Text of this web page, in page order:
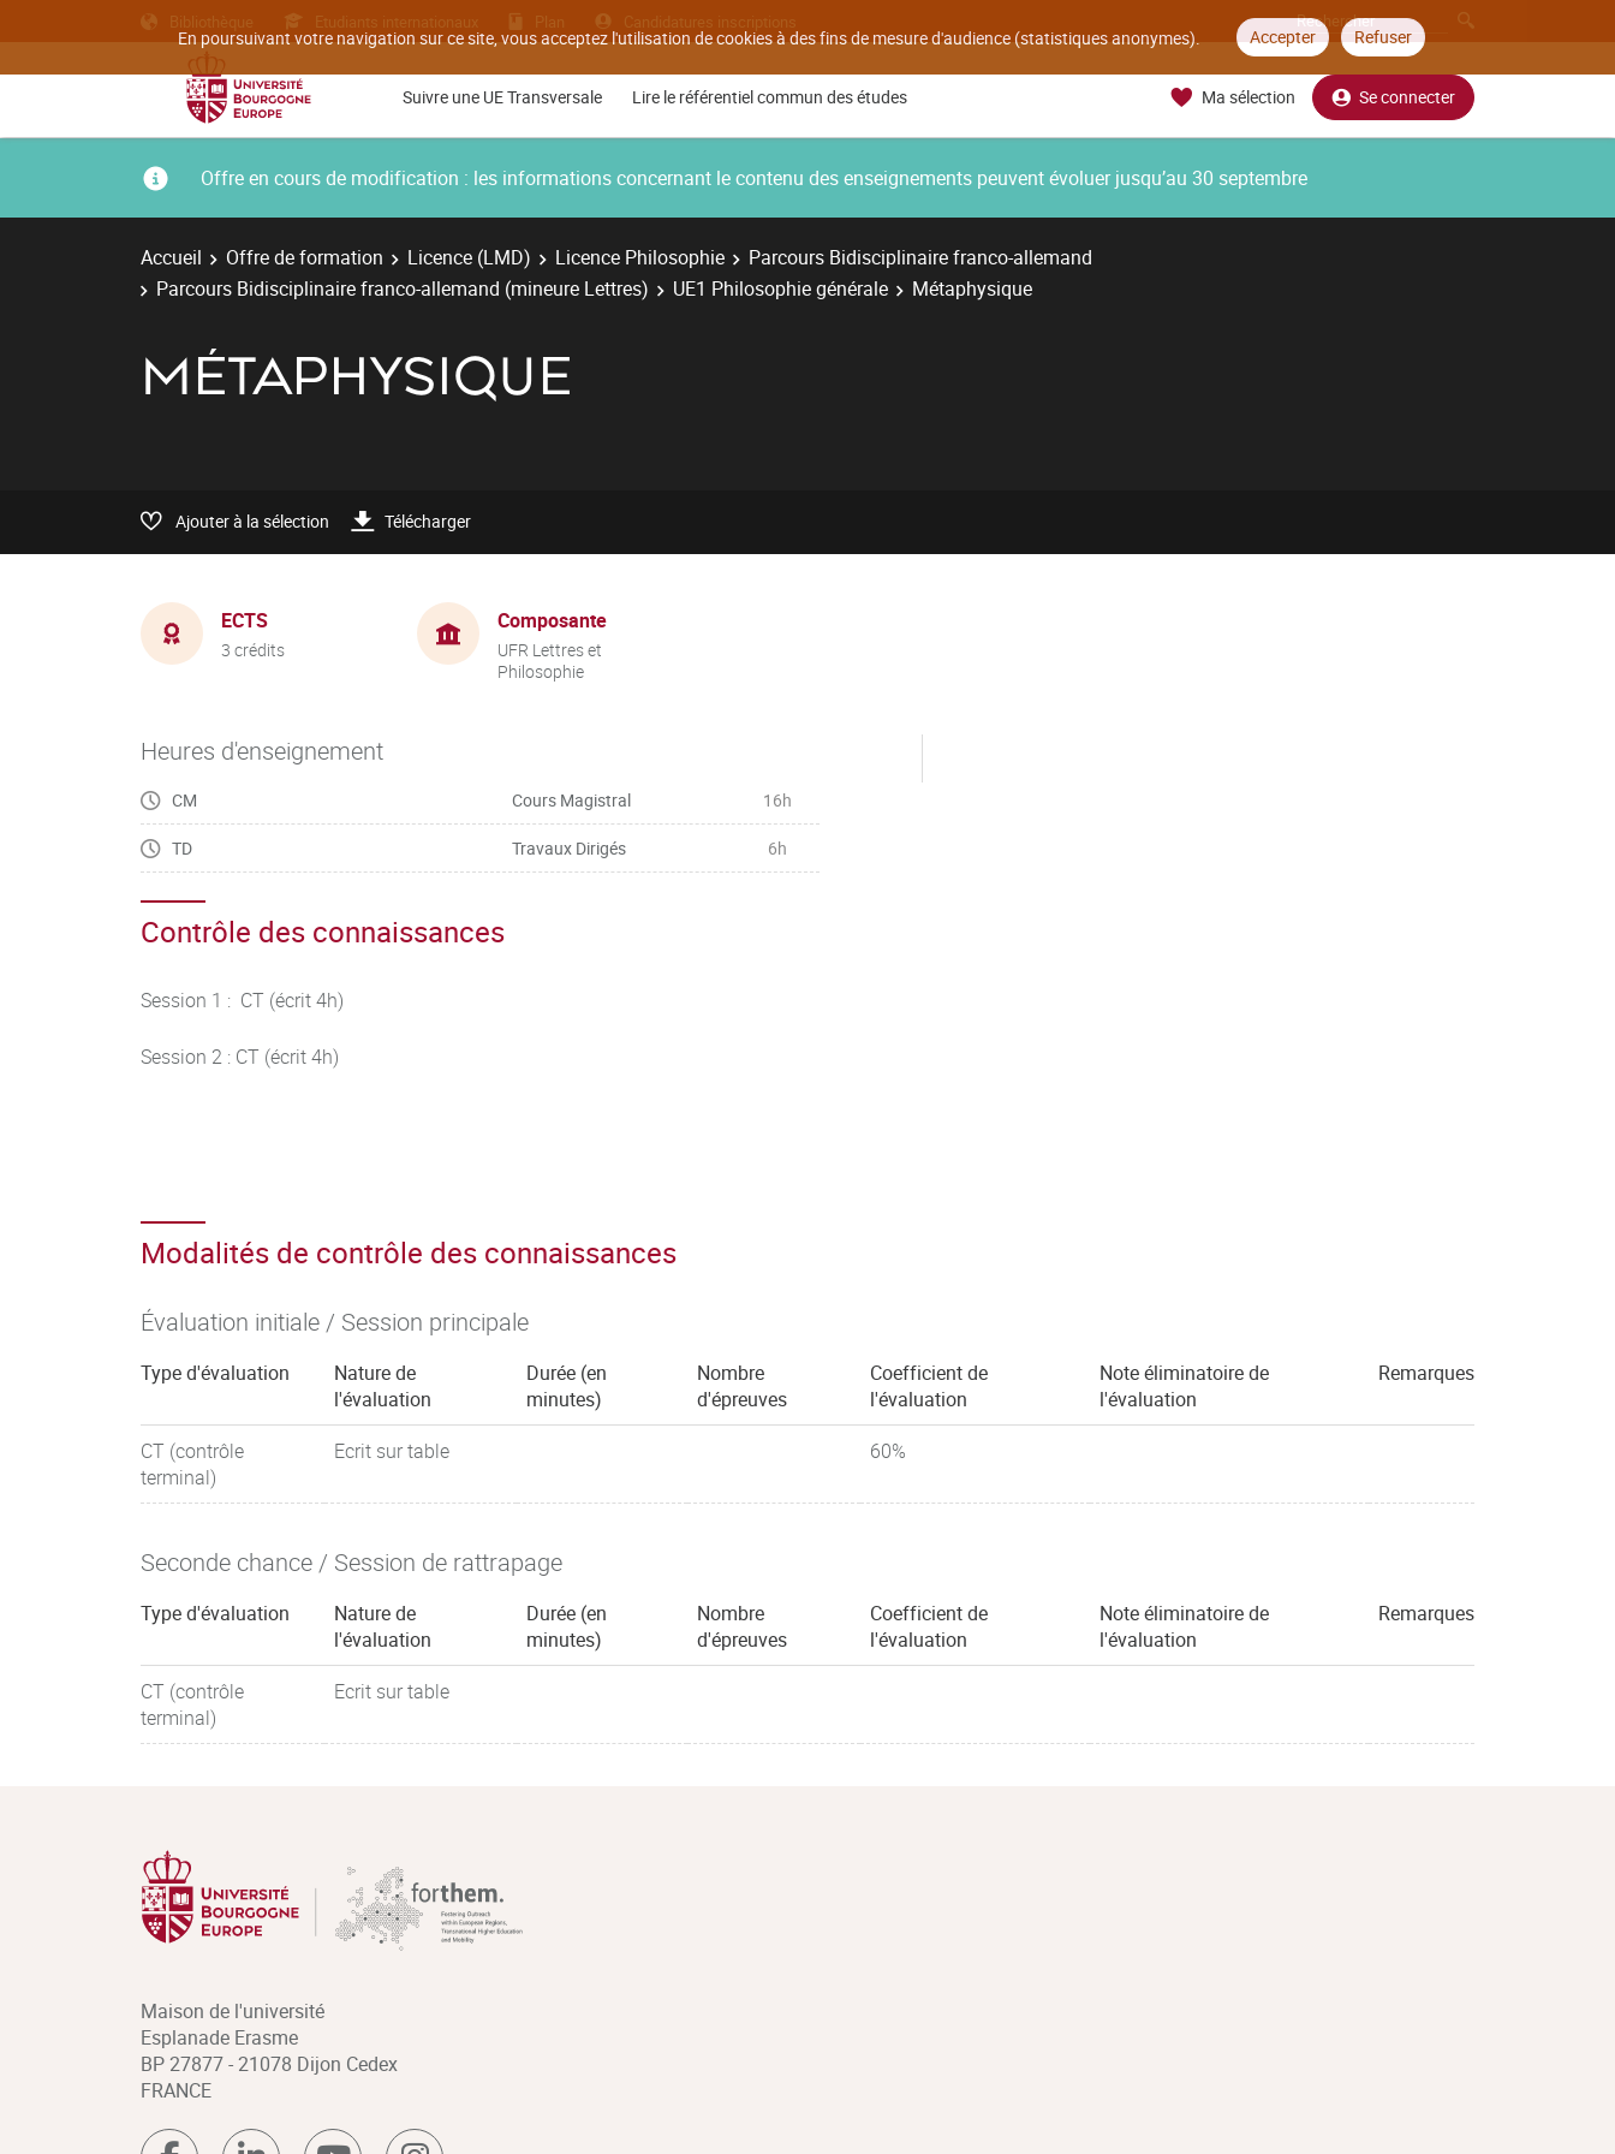
En poursuivant votre navigation sur ce site, vous acceptez l'utilisation de cookies à des fins de mesure d'audience (statistiques anonymes). Accepter Refuser
Bibliothèque Etudiants internationaux Plan Candidatures inscriptions
Suivre une UE Transversale Lire le référentiel commun des études Ma sélection Se connecter
Offre en cours de modification : les informations concernant le contenu des enseignements peuvent évoluer jusqu’au 30 septembre
Accueil Offre de formation Licence (LMD) Licence Philosophie
Parcours Bidisciplinaire franco-allemand
Parcours Bidisciplinaire franco-allemand (mineure Lettres)
UE1 Philosophie générale Métaphysique
MÉTAPHYSIQUE
Ajouter à la sélection Télécharger
ECTS
3 crédits
Composante
UFR Lettres et
Philosophie
Heures d'enseignement
CM Cours Magistral 16h
TD Travaux Dirigés 6h
Contrôle des connaissances
Session 1 : CT (écrit 4h)
Session 2 : CT (écrit 4h)
Modalités de contrôle des connaissances
Évaluation initiale / Session principale
Type d'évaluation
Nature de
l'évaluation
Durée (en
minutes)
Nombre
d'épreuves
Coefficient de
l'évaluation
Note éliminatoire de
l'évaluation
Remarques
CT (contrôle
terminal)
Ecrit sur table 60%
Seconde chance / Session de rattrapage
Type d'évaluation
Nature de
l'évaluation
Durée (en
minutes)
Nombre
d'épreuves
Coefficient de
l'évaluation
Note éliminatoire de
l'évaluation
Remarques
CT (contrôle
terminal)
Ecrit sur table
Maison de l'université
Esplanade Erasme
BP 27877 - 21078 Dijon Cedex
FRANCE